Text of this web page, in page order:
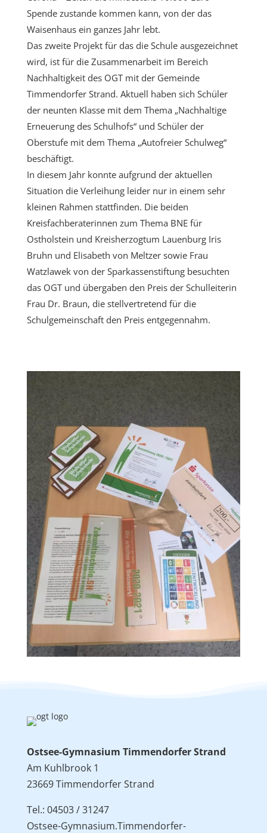
Spende zustande kommen kann, von der das
Waisenhaus ein ganzes Jahr lebt.
Das zweite Projekt für das die Schule ausgezeichnet
wird, ist für die Zusammenarbeit im Bereich
Nachhaltigkeit des OGT mit der Gemeinde
Timmendorfer Strand. Aktuell haben sich Schüler
der neunten Klasse mit dem Thema „Nachhaltige
Erneuerung des Schulhofs“ und Schüler der
Oberstufe mit dem Thema „Autofreier Schulweg“
beschäftigt.
In diesem Jahr konnte aufgrund der aktuellen
Situation die Verleihung leider nur in einem sehr
kleinen Rahmen stattfinden. Die beiden
Kreisfachberaterinnen zum Thema BNE für
Ostholstein und Kreisherzogtum Lauenburg Iris
Bruhn und Elisabeth von Meltzer sowie Frau
Watzlawek von der Sparkassenstiftung besuchten
das OGT und übergaben den Preis der Schulleiterin
Frau Dr. Braun, die stellvertretend für die
Schulgemeinschaft den Preis entgegennahm.
Ostsee-Gymnasium Timmendorfer Strand
Am Kuhlbrook 1
23669 Timmendorfer Strand
Tel.: 04503 / 31247
Ostsee-Gymnasium.Timmendorfer-